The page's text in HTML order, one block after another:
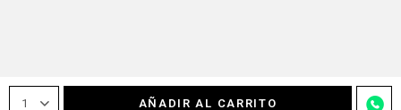
1 AÑADIR AL CARRITO
Fenicio